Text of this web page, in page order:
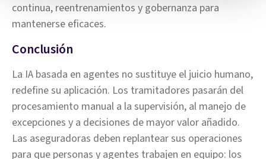
continua, reentrenamientos y gobernanza para
mantenerse eficaces.
Conclusión
La IA basada en agentes no sustituye el juicio humano,
redefine su aplicación. Los tramitadores pasarán del
procesamiento manual a la supervisión, al manejo de
excepciones y a decisiones de mayor valor añadido.
Las aseguradoras deben replantear sus operaciones
para que personas y agentes trabajen en equipo: los